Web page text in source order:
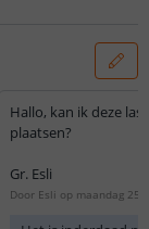
Hallo, kan ik deze
plaatsen?
Gr. Esli
Door Esli op maandag 25